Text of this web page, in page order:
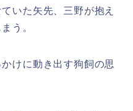
いた矢先、三野が抱え
う。
けに動き出す狗飼の思